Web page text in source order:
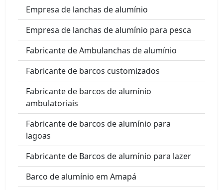
Empresa de lanchas de alumínio
Empresa de lanchas de alumínio para pesca
Fabricante de Ambulanchas de alumínio
Fabricante de barcos customizados
Fabricante de barcos de alumínio
ambulatoriais
Fabricante de barcos de alumínio para
lagoas
Fabricante de Barcos de alumínio para lazer
Barco de alumínio em Amapá